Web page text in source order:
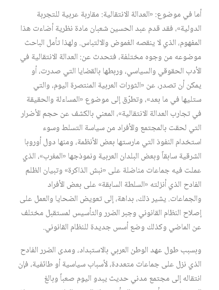
أما في موضوع: «العدالة الانتقالية: مقاربة عربية للتجربة
الدولية»، فقد قدم عبد الحسين شعبان مادة نظرية أضاءت هذا
المفهوم، الذي لا ينقصه الغموض والالتباس. ولهذا تأمل الباحث
موضوعه من وجوه مختلفة، فتحدث عن: العدالة الانتقالية في
الأدب الحقوقي والسياسي، وربطها بالقضايا التي صدرت، أو
يمكن أن تصدر، عن «الثورات العربية المنتصرة اليوم، والتي
ستليها في ما بعد»، وتطرّق إلى موضوع «المساءلة والحقيقة
في تجارب العدالة الانتقالية»، المعني بالكشف عن حجم الأضرار
التي لحقت بالمجتمع والأفراد من سياسة التسلط وسوء
استخدام النفوذ التي مارستها بعض الأنظمة، ومنها دول أوروبا
الشرقية سابقاً وبعض البلدان العربية ونموذجها «المغرب»، الذي
عملت فيه جماعات مناضلة على «نبش الذاكرة» وتبيان الظلم
الفادح الذي أنزلته «السلطة السابقة» على بعض الأفراد
والجماعات. يشير ذلك، بداهة، إلى تعويض الضحايا والعمل على
إصلاح النظام القانوني وجبر الضرر والتأسيس لمستقبل مختلف
عن الماضي وكذلك وضع أسس جديدة للنظام القانوني.
وبسبب طول عهد الوطن العربي بالاستبداد، ومدى الضرر الفادح
الذي نزل على جماعات متعددة، لأسباب سياسية أو طائفية، فإن
انتقاله إلى مجتمع مدني حديث يبدو اليوم صعباً وبالغ